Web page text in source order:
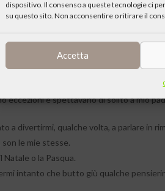
dispositivo. Il consenso a queste tecnologie ci
su questo sito. Non acconsentire o ritirare il
Accetta
approdare a Milano in qualità di prevosto
Tra una messa e l’altra, tra una
natia.
di cimentarmi con qualche rima in
solo dialetto. Tranne quando
eccezioni e spettavano di solito a mio
a divertirmi, qualche volta, a parlare in
le mie stesse.
Natale o la Pasqua.
intanto che butto giù qualche